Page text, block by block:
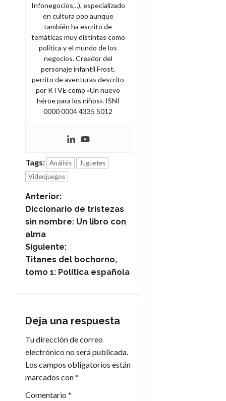
Infonegocios…), especializado
en cultura pop aunque
también ha escrito de
temáticas muy distintas como
política y el mundo de los
negocios. Creador del
personaje infantil Frost,
perrito de aventuras descrito
por RTVE como «Un nuevo
héroe para los niños». ISNI
0000 0004 4335 5012
Tags: Análisis
Juguetes
Videojuegos
N
a
v
e
c
i
ó
n
Anterior:
Diccionario de tristezas
sin nombre: Un libro con
alma
Siguiente:
Titanes del bochorno,
tomo 1: Política española
Deja una respuesta
Tu dirección de correo
electrónico no será publicada.
Los campos obligatorios están
marcados con*
Comentario *